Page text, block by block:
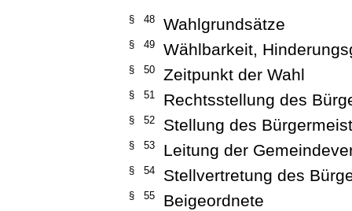
§ 48 Wahlgrundsätze
§ 49 Wählbarkeit,
§ 50 Zeitpunkt der Wahl
§ 51 Rechtsstellung des
§ 52 Stellung des
§ 53 Leitung der
§ 54 Stellvertretung des
§ 55 Beigeordnete